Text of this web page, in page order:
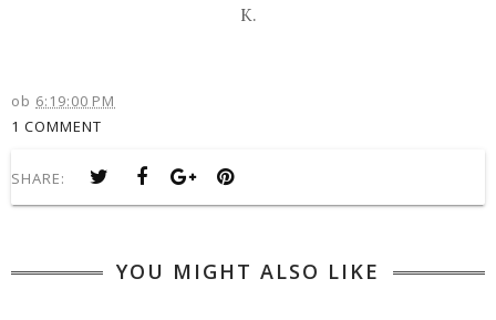
K.
ob 6:19:00 PM
1 COMMENT
SHARE:
YOU MIGHT ALSO LIKE